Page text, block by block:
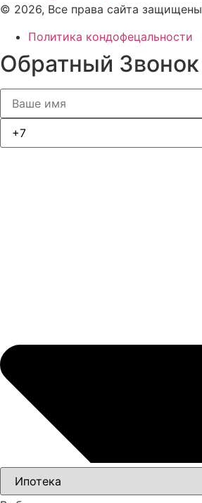
© 2026, Все права сайта защищены
Политика кондофецальности
Обратный Звонок